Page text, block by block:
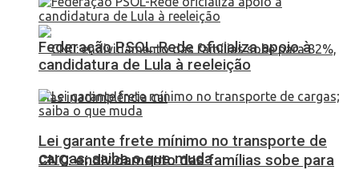
CNC: endividamento das famílias sobe para
Federação PSOL-Rede oficializa apoio à
candidatura de Lula à reeleição
Lei garante frete mínimo no transporte de
cargas; saiba o que muda